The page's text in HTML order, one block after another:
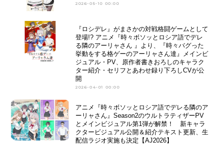
2026-05-10 00:00
『ロシデレ』がまさかの対戦格闘ゲームとして
登場!? アニメ『時々ボソッとロシア語でデレ
る隣のアーリャさん 』より、『時々バグった
挙動をする格ゲーのアーリャさん達』メインビ
ジュアル・PV、原作者書きおろしのキャラク
ター紹介・セリフとあわせ録り下ろしCVが公
開
2026-04-01 00:00
アニメ『時々ボソッとロシア語でデレる隣のア
ーリャさん』Season2のウルトラティザーPV
とメインビジュアル第1弾が解禁！ 新キャラ
クタービジュアル公開＆紹介テキスト更新、生
配信ラジオ実施も決定【AJ2026】